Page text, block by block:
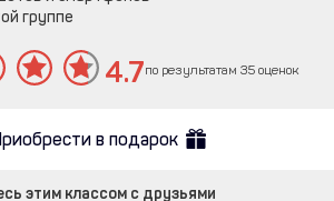
группе
4.7по результатам 35 оценок
в подарок
этим классом с друзьями